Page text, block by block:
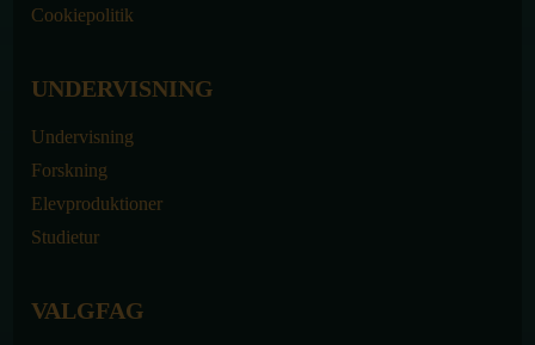
Cookiepolitik
UNDERVISNING
Undervisning
Forskning
Elevproduktioner
Studietur
VALGFAG